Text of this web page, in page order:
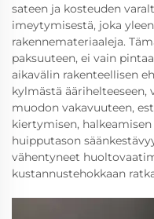
sateen ja kosteuden
imeytymisestä, joka
rakennemateriaaleja.
paksuuteen, ei vain
aikavälin rakenteellisen
kylmästä
muodon vakavuuteen,
kiertymisen,
huipputason
vähentyneet
kustannustehokkaan